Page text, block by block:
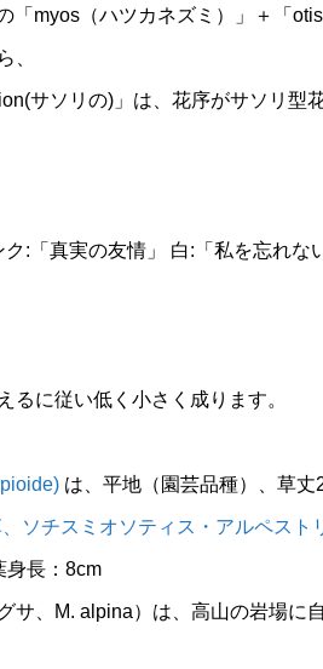
「myos（ハツカネズミ）」＋「
、
サソリの)」は、花序がサソリ型
:「真実の友情」 白:「私を忘れな
るに従い低く小さく成ります。
は、平地（園芸品種）、草
ソチスミオソティス・アルペスト
身長：8cm
サ、M. alpina）は、高山の岩場に